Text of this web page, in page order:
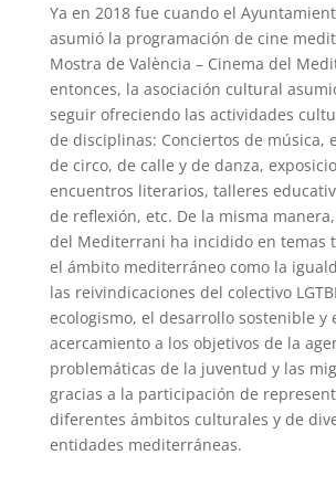
Ya en 2018 fue cuando el
asumió la programación de cine
Mostra de València – Cinema del
entonces, la asociación cultural
seguir ofreciendo las actividades
de disciplinas: Conciertos de música,
de circo, de calle y de danza,
encuentros literarios, talleres
de reflexión, etc. De la misma
del Mediterrani ha incidido en temas
el ámbito mediterráneo como la
las reivindicaciones del colectivo
ecologismo, el desarrollo sostenible y
acercamiento a los objetivos de la
problemáticas de la juventud y las
gracias a la participación de
diferentes ámbitos culturales y de
entidades mediterráneas.